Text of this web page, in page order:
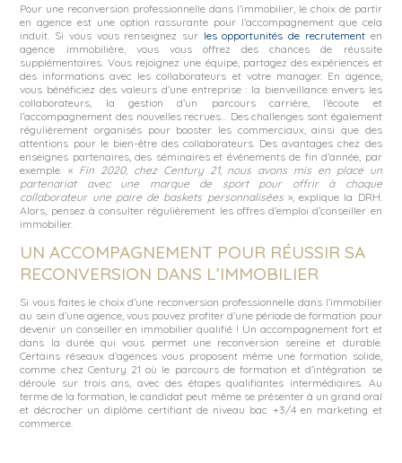
Pour une reconversion professionnelle dans l’immobilier, le choix de partir
en agence est une option rassurante pour l’accompagnement que cela
induit. Si vous vous renseignez sur les opportunités de recrutementen
agence immobilière, vous vous offrez des chances de réussite
supplémentaires. Vous rejoignez une équipe, partagez des expériences et
des informations avec les collaborateurs et votre manager. En agence,
vous bénéficiez des valeurs d’une entreprise : la bienveillance envers les
collaborateurs, la gestion d’un parcours carrière, l’écoute et
l’accompagnement des nouvelles recrues… Des challenges sont également
régulièrement organisés pour booster les commerciaux, ainsi que des
attentions pour le bien-être des collaborateurs. Des avantages chez des
enseignes partenaires, des séminaires et événements de fin d’année, par
exemple. « Fin 2020, chez Century 21, nous avons mis en place un
partenariat avec une marque de sport pour offrir à chaque
collaborateur une paire de baskets personnalisées», explique la DRH.
Alors, pensez à consulter régulièrement les offres d’emploi d’conseiller en
immobilier.
UN ACCOMPAGNEMENT POUR RÉUSSIR SA
RECONVERSION DANS L’IMMOBILIER
Si vous faites le choix d’une reconversion professionnelle dans l’immobilier
au sein d’une agence, vous pouvez profiter d’une période de formation pour
devenir un conseiller en immobilier qualifié ! Un accompagnement fort et
dans la durée qui vous permet une reconversion sereine et durable.
Certains réseaux d’agences vous proposent même une formation solide,
comme chez Century 21 où le parcours de formation et d’intégration se
déroule sur trois ans, avec des étapes qualifiantes intermédiaires. Au
terme de la formation, le candidat peut même se présenter à un grand oral
et décrocher un diplôme certifiant de niveau bac +3/4 en marketing et
commerce